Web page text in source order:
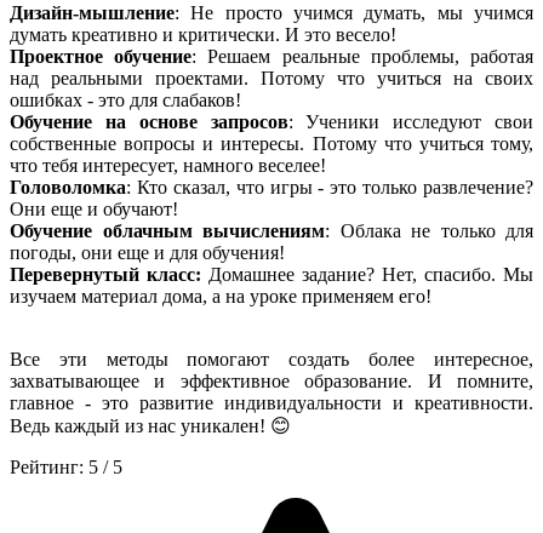
Дизайн-мышление: Не просто учимся думать, мы учимся
думать креативно и критически. И это весело!
Проектное обучение: Решаем реальные проблемы, работая
над реальными проектами. Потому что учиться на своих
ошибках - это для слабаков!
Обучение на основе запросов: Ученики исследуют свои
собственные вопросы и интересы. Потому что учиться тому,
что тебя интересует, намного веселее!
Головоломка: Кто сказал, что игры - это только развлечение?
Они еще и обучают!
Обучение облачным вычислениям: Облака не только для
погоды, они еще и для обучения!
Перевернутый класс: Домашнее задание? Нет, спасибо. Мы
изучаем материал дома, а на уроке применяем его!
Все эти методы помогают создать более интересное,
захватывающее и эффективное образование. И помните,
главное - это развитие индивидуальности и креативности.
Ведь каждый из нас уникален! 😊
Рейтинг: 5 / 5